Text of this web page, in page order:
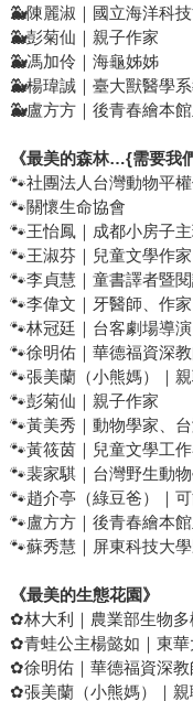
🐳陳麗淑｜國立海洋科
🐳彭菊仙｜親子作家
🐳馮加伶｜海龜姊姊
🐳楊瑋誠｜臺大獸醫學
🐳盧方方｜後青春繪本
《最美的森林…{需要我
🐾社團法人台灣動物平
🐾關懷生命協會
🐾王怡鳳｜成都小房子主
🐾王淑芬｜兒童文學作家
🐾李貞慧｜童書譯者暨
🐾李偉文｜牙醫師、作
🐾林冠廷｜台客劇場導演
🐾徐明佑｜華德福資深
🐾張美蘭（小熊媽）｜
🐾彭菊仙｜親子作家
🐾黃美秀｜動物學家、
🐾黃筱茵｜兒童文學工
🐾裴家騏｜台灣野生動
🐾趙介亭（綠豆爸）｜
🐾盧方方｜後青春繪本
🐾蘇秀慧｜屏東科技大
《最美的生態花園》
✿林大利｜農業部生物
✿青蛙公主楊懿如｜東
✿徐明佑｜華德福資深教
✿張美蘭（小熊媽）｜